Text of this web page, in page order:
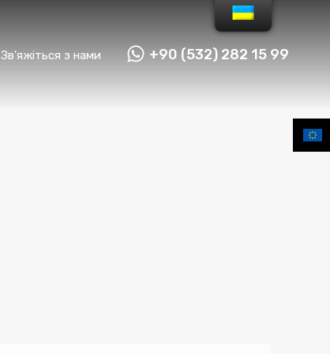
Зв'яжіться з нами +90 (532) 282 15 99